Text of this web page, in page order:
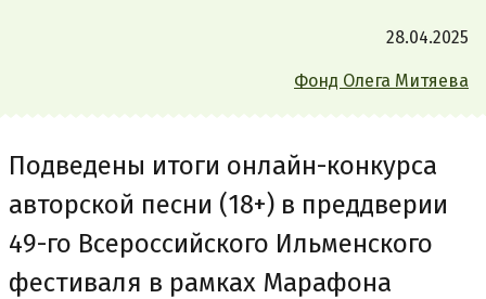
28.04.2025
Фонд Олега Митяева
Подведены итоги онлайн-конкурса
авторской песни (18+) в преддверии
49-го Всероссийского Ильменского
фестиваля в рамках Марафона